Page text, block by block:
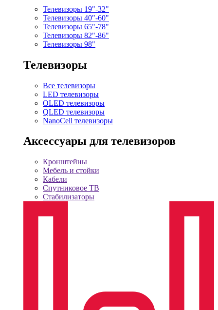
Телевизоры 19"-32"
Телевизоры 40"-60"
Телевизоры 65"-78"
Телевизоры 82"-86"
Телевизоры 98"
Телевизоры
Все телевизоры
LED телевизоры
OLED телевизоры
QLED телевизоры
NanoCell телевизоры
Аксессуары для телевизоров
Кронштейны
Мебель и стойки
Кабели
Спутниковое ТВ
Стабилизаторы